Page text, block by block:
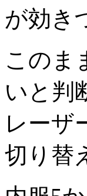
が効き
このま
いと判
レーザ
切り替